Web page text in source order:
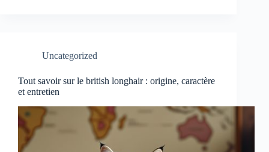
Uncategorized
Tout savoir sur le british longhair : origine, caractère
et entretien